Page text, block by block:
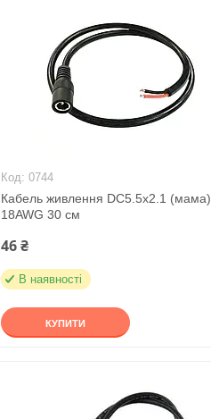
0744
Кабель живлення DC5.5x2.1 (мама)
18AWG 30 см
46 ₴
В наявності
КУПИТИ